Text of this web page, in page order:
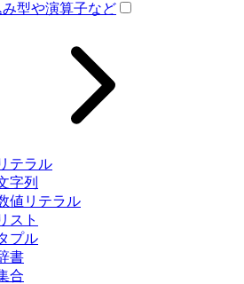
型や演算子など
テラル
字列
値リテラル
スト
プル
書
合